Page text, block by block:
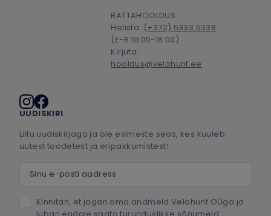
RATTAHOOLDUS
Helista: (+372) 5333 5338
(E-R 10:00-18:00)
Kirjuta:
hooldus@velohunt.ee
Sotsiaalmeedia
UUDISKIRI
Liitu uudiskirjaga ja ole esimeste seas, kes kuuleb
uutest toodetest ja eripakkumistest!
Kinnitan, et jagan oma andmeid Velohunt OÜga ja